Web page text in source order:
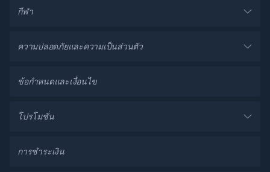
กีฬา
ความปลอดภัยและความเป็นส่วนตัว
ข้อกำหนดและเงื่อนไข
โปรโมชั่น
การชำระเงิน